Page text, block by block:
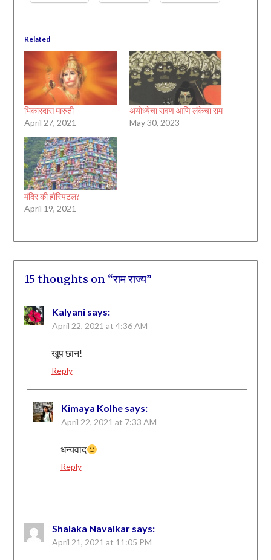
Related
भिकारदास मारुती
April 27, 2021
अयोध्येचा रावण आणि लंकेचा राम
May 30, 2023
मंदिर की हॉस्पिटल?
April 19, 2021
15 thoughts on “राम राज्य”
Kalyani says:
April 22, 2021 at 4:36 AM
खूप छान!
Reply
Kimaya Kolhe says:
April 22, 2021 at 7:33 AM
धन्यवाद
Reply
Shalaka Navalkar says:
April 21, 2021 at 11:05 PM